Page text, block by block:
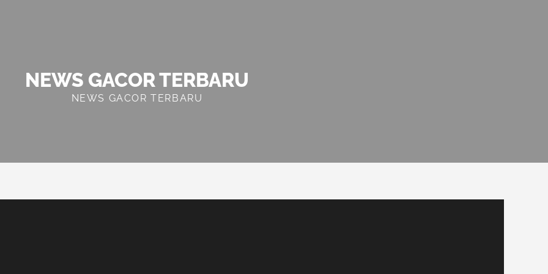
NEWS GACOR TERBARU
NEWS GACOR TERBARU